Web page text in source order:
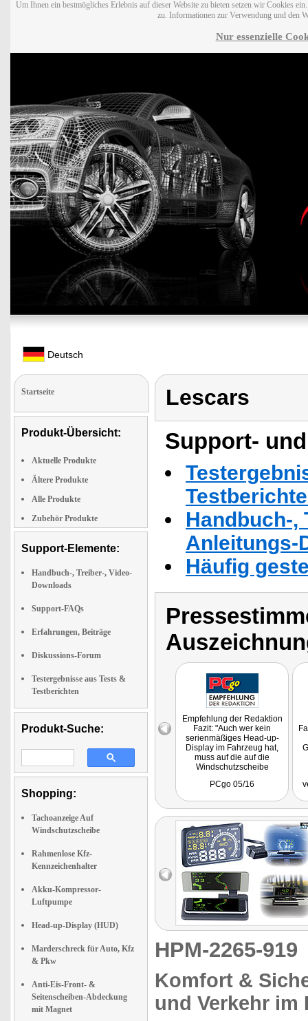
Um Ihnen ein bestmögliches Erlebnis auf dieser Website zu bieten setzen wir Cookies
zu. Informationen zur Verwendung und den
Nur essenzielle
Deutsch
Startseite
Produkt-Übersicht:
Aktuelle Produkte
Ältere Produkte
Alle Produkte
Zubehör Produkte
Support-Elemente:
Handbuch-, Treiber-, Video-
Downloads
Support-FAQs
Erfahrungen, Beiträge
Diskussions-Forum
Testergebnisse aus Tests &
Testberichten
Produkt-Suche:
Shopping:
Tachoanzeige Auf
Windschutzscheibe
Rahmenlose Kfz-
Kennzeichenhalter
Akku-Kompressor-
Luftpumpe
Head-up-Display (HUD)
Marderschreck für Auto, Kfz
& Pkw
Anti-Eis-Front- &
Seitenscheiben-Abdeckung
mit Magnet
Lescars
Support-
Handbuch-,
Anleitungs-
Häufig
Empfehlung der Redaktion
Fazit: "Auch wer kein
serienmäßiges Head-up-
Display im Fahrzeug hat,
muss auf die auf die
Windschutzscheibe
verzichten."
PCgo 05/16
HPM-2265-
Komfort &
und Verkehr im